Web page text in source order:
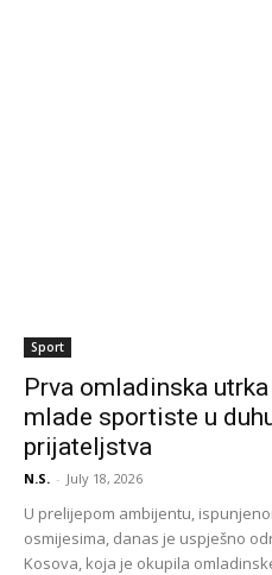
Sport
Prva omladinska
mlade sportiste u
prijateljstva
N.S. - July 18, 2026
U prelijepom ambijentu,
osmijesima, danas je uspješno
Kosova, koja je okupila